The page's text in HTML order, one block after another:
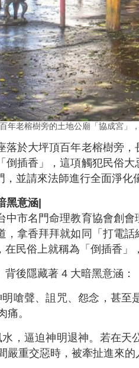
年老榕樹旁的土地公廟「協成宮」
於大坪頂百年老榕樹旁
插香」，這項觸犯民俗
並請來法師進行全面淨化
黑意涵|
市名門命理教育協會創
，拿香拜拜就如同「打電
民俗上就稱為「倒插香」
後隱藏著 4 大暗黑意涵：
嗆聲、詛咒、怨念，甚
痛。
，逼迫神明退神。若在天
重交惡時，被牽扯進來